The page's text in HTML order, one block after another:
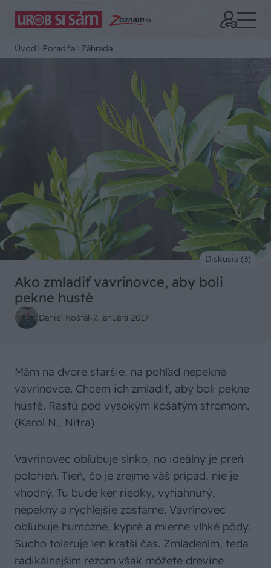
Úvod Poradňa Záhrada
Ako zmladiť vavrínovce, aby boli
pekne husté
Daniel Košťál-7. januára 2017
Diskusia (3)
Mám na dvore staršie, na pohľad nepekné
vavrínovce. Chcem ich zmladiť, aby boli pekne
husté. Rastú pod vysokým košatým stromom.
(Karol N., Nitra)
Vavrínovec obľubuje slnko, no ideálny je preň
polotieň. Tieň, čo je zrejme váš prípad, nie je
vhodný. Tu bude ker riedky, vytiahnutý,
nepekný a rýchlejšie zostarne. Vavrínovec
obľubuje humózne, kypré a mierne vlhké pôdy.
Sucho toleruje len kratší čas. Zmladením, teda
radikálnejším rezom však môžete drevine